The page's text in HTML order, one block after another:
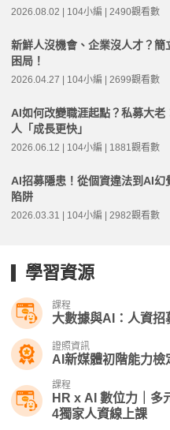
2026.08.02 | 104小編 | 2490觀看數
新鮮人沒機會、企業沒人才？
困局！
2026.04.27 | 104小編 | 2699觀看數
AI如何改變職涯起點？私募大
人「成長更快」
2026.06.12 | 104小編 | 1881觀看數
AI招募隱患！從個資違法到AI幻
陷阱
2026.03.31 | 104小編 | 2982觀看數
學習資源
課程
大數據與AI：人資招
證照資訊
AI新媒體初階能力檢
課程
HR x AI 數位力｜多
4獨家人資線上課